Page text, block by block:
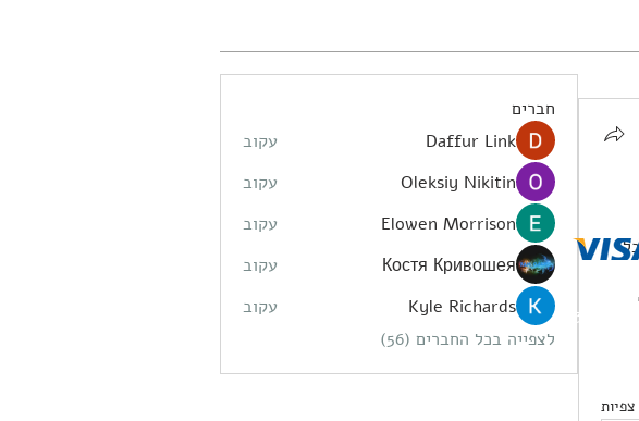
פלטפורמות שונות אמינות. לעיתים אנשים בוחרים לעיין במקורות מידע שונים כדי לקבל
חברים
Daffur Link
עקוב
Oleksiy Nikitin
עקוב
Elowen Morrison
עקוב
Костя Кривошея
עקוב
Kyle Richards
עקוב
לצפייה בכל החברים (56)
03-7797270